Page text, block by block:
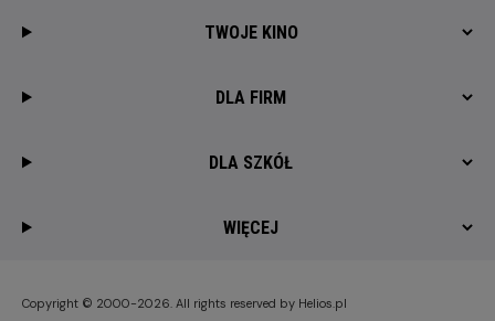
TWOJE KINO
DLA FIRM
DLA SZKÓŁ
WIĘCEJ
Copyright © 2000-2026. All rights reserved by Helios.pl